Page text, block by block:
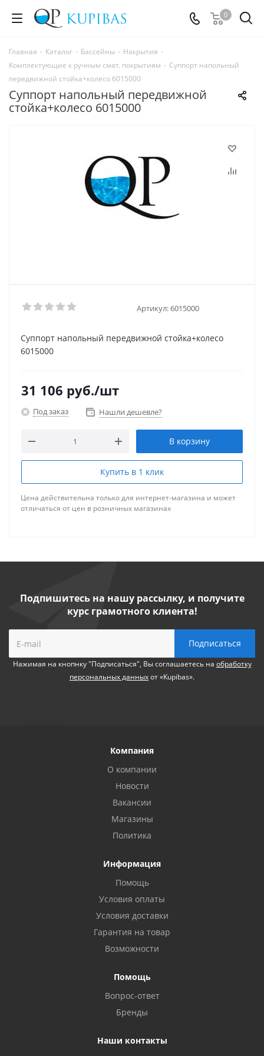
0
Главная - Каталог - Бассейны - Накрытия -
Комплектующие к ручным смат. покрытиям - Суппорт напольный
передвижной стойка+колесо 6015000
Суппорт напольный передвижной
стойка+колесо 6015000
Артикул:6015000
Суппорт напольный передвижной стойка+колесо
6015000
31 106 руб./шт
Под заказ Нашли дешевле?
В корзину
Купить в 1 клик
Цена действительна только для интернет-магазина и может
отличаться от цен в розничных магазинах
Подпишитесь на нашу рассылку, и получите
курс грамотного клиента!
Нажимая на кнопнку "Подписаться", Вы соглашаетесь на обработку
персональных данныхот «Kupibas».
Компания
О компании
Новости
Вакансии
Магазины
Политика
Информация
Помощь
Условия оплаты
Условия доставки
Гарантия на товар
Возможности
Помощь
Вопрос-ответ
Бренды
Наши контакты